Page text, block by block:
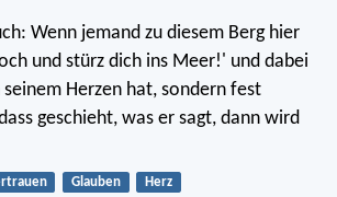
Wenn jemand zu diesem Berg hier
und stürz dich ins Meer!' und dabei
Herzen hat, sondern fest
geschieht, was er sagt, dann wird
Glauben Herz